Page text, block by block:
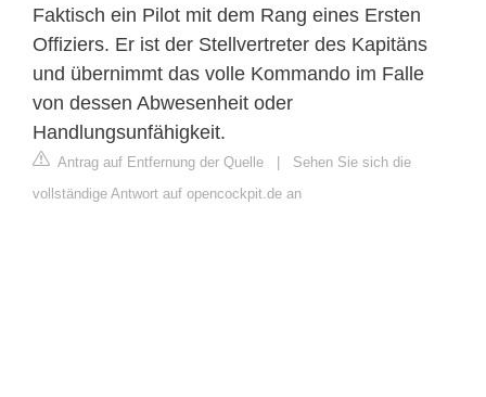
Faktisch ein Pilot mit dem Rang eines Ersten
Offiziers. Er ist der Stellvertreter des Kapitäns
und übernimmt das volle Kommando im Falle
von dessen Abwesenheit oder
Handlungsunfähigkeit.
Antrag auf Entfernung der Quelle | Sehen Sie sich die
vollständige Antwort auf opencockpit.de an